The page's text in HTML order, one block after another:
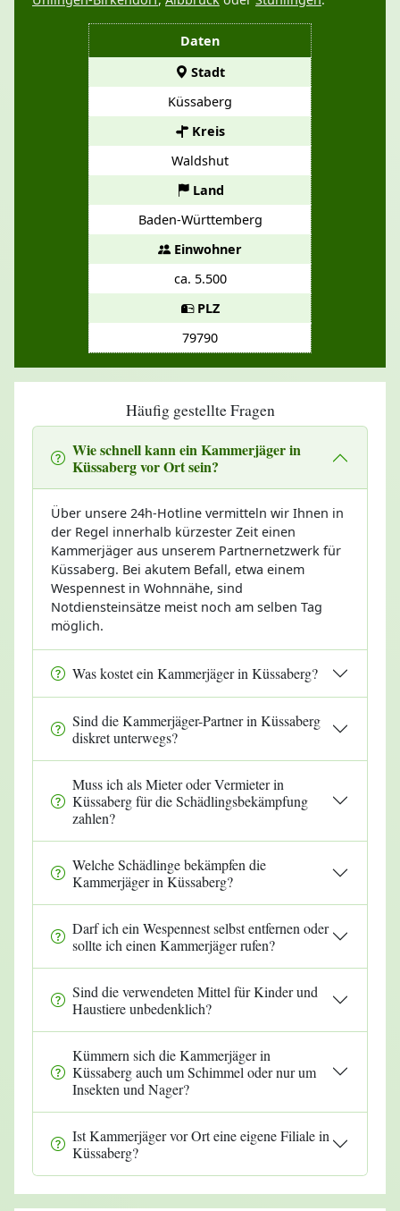
Daten
Stadt
Küssaberg
Kreis
Waldshut
Land
Baden-Württemberg
Einwohner
ca. 5.500
PLZ
79790
Häufig gestellte Fragen
Wie schnell kann ein Kammerjäger in
Küssaberg vor Ort sein?
Über unsere 24h-Hotline vermitteln wir Ihnen in
der Regel innerhalb kürzester Zeit einen
Kammerjäger aus unserem Partnernetzwerk für
Küssaberg. Bei akutem Befall, etwa einem
Wespennest in Wohnnähe, sind
Notdiensteinsätze meist noch am selben Tag
möglich.
Was kostet ein Kammerjäger in Küssaberg?
Sind die Kammerjäger-Partner in Küssaberg
diskret unterwegs?
Muss ich als Mieter oder Vermieter in
Küssaberg für die Schädlingsbekämpfung
zahlen?
Welche Schädlinge bekämpfen die
Kammerjäger in Küssaberg?
Darf ich ein Wespennest selbst entfernen oder
sollte ich einen Kammerjäger rufen?
Sind die verwendeten Mittel für Kinder und
Haustiere unbedenklich?
Kümmern sich die Kammerjäger in
Küssaberg auch um Schimmel oder nur um
Insekten und Nager?
Ist Kammerjäger vor Ort eine eigene Filiale in
Küssaberg?